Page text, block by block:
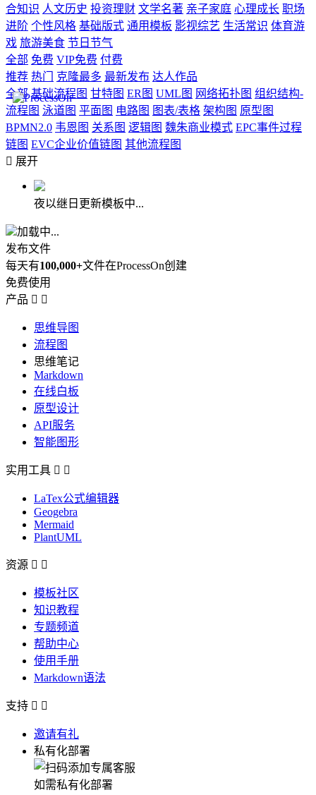
合知识 人文历史 投资理财 文学名著 亲子家庭 心理成长 职场
进阶 个性风格 基础版式 通用模板 影视综艺 生活常识 体育游
戏 旅游美食 节日节气
全部 免费 VIP免费 付费
推荐 热门 克隆最多 最新发布 达人作品
全部 基础流程图 甘特图 ER图 UML图 网络拓扑图 组织结构-
流程图 泳道图 平面图 电路图 图表/表格 架构图 原型图
BPMN2.0 韦恩图 关系图 逻辑图 魏朱商业模式 EPC事件过程
链图 EVC企业价值链图 其他流程图
 展开
夜以继日更新模板中...
加载中...
发布文件
每天有100,000+文件在ProcessOn创建
免费使用
产品  
思维导图
流程图
思维笔记
Markdown
在线白板
原型设计
API服务
智能图形
实用工具  
LaTex公式编辑器
Geogebra
Mermaid
PlantUML
资源  
模板社区
知识教程
专题频道
帮助中心
使用手册
Markdown语法
支持  
邀请有礼
私有化部署
如需私有化部署